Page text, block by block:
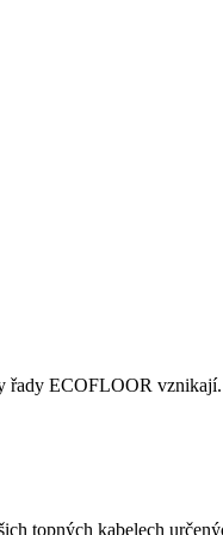
řady ECOFLOOR vznikají.
topných kabelech